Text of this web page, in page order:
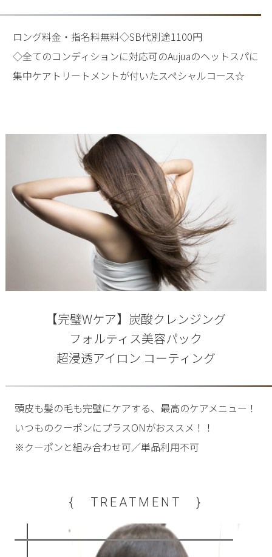
ロング料金・指名料無料◇SB代別途1100円
◇全てのコンディションに対応可のAujuaのヘットスパに
集中ケアトリートメントが付いたスペシャルコース☆
【完璧Wケア】炭酸クレンジング
フォルティス美容パック
超浸透アイロン コーティング
頭皮も髪の毛も完璧にケアする、最高のケアメニュー！
いつものクーポンにプラスONがおススメ！！
※クーポンと組み合わせ可／単品利用不可
{ TREATMENT }